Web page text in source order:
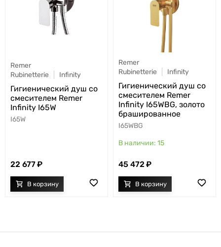
Remer
Rubinetterie
Infinity
Гигиенический душ со
смесителем Remer
Infinity I65W
I65W
22 677
Remer
Rubinetterie
Infinity
Гигиенический душ со
смесителем Remer
Infinity I65WBG, золото
брашированное
I65WBG
15
45 472